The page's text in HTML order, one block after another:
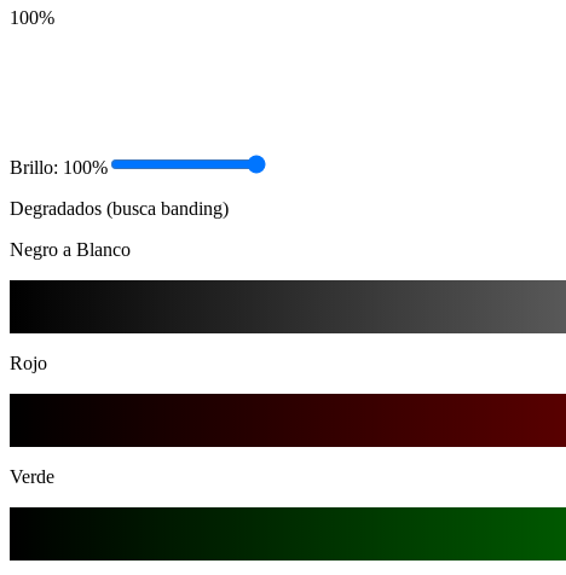
100%
Brillo: 100%
Degradados (busca banding)
Negro a Blanco
Rojo
Verde